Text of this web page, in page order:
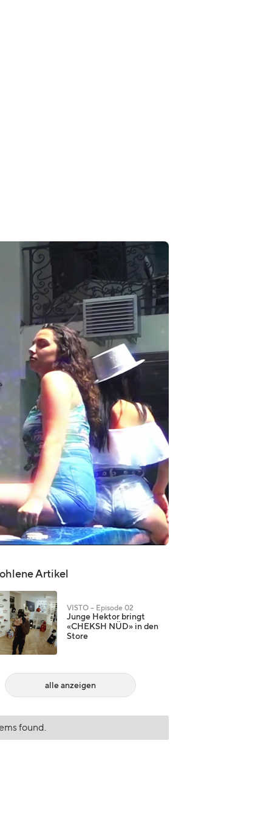
Artikel
VISTO – Episode 02
Junge Hektor bringt
«CHEKSH NÜD» in den
Store
alle anzeigen
found.